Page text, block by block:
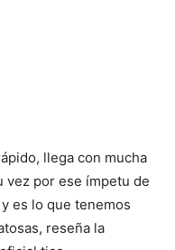
llega con mucha
vez por ese ímpetu de
es lo que tenemos
reseña la